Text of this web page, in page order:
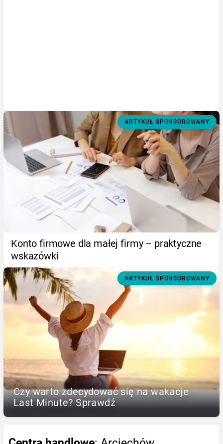
ARTYKUŁ SPONSOROWANY
Konto firmowe dla małej firmy – praktyczne
wskazówki
ARTYKUŁ SPONSOROWANY
Czy warto zdecydować się na wakacje
Last Minute? Sprawdź